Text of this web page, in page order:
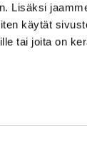
Lisäksi
käytät
tai joita on